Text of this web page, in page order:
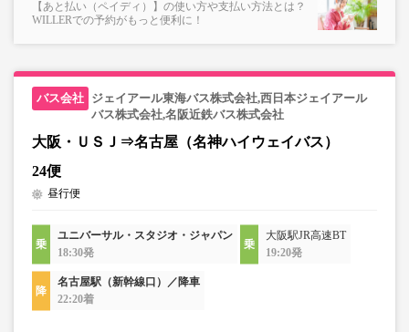
【あと払い（ペイディ）】の使い方や支払い方法とは？
WILLERでの予約がもっと便利に！
ジェイアール東海バス株式会社,西日本ジェイアール
バス株式会社,名阪近鉄バス株式会社
大阪・ＵＳＪ⇒名古屋（名神ハイウェイバス）
24便
昼行便
ユニバーサル・スタジオ・ジャパン
18:30発
大阪駅JR高速BT
19:20発
名古屋駅（新幹線口）／降車
22:20着